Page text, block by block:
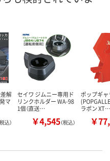
解
マ
税込）
セイワ ジムニー専用ド
リンクホルダー WA-98
1個（直送…
￥4,545（税込）
ポップギ
ラポン XT…
￥